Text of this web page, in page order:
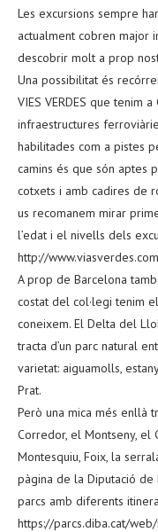
Les excursions sempre
actualment cobren major
descobrir molt a prop
Una possibilitat és
VIES VERDES que tenim
infraestructures
habilitades com a pistes
camins és que són aptes
cotxets i amb cadires de
us recomanem mirar
l’edat i el nivells dels
http://
A prop de Barcelona
costat del col·legi tenim
coneixem. El Delta del
tracta d’un parc natural
varietat: aiguamolls,
Prat.
Però una mica més enllà
Corredor, el Montseny, el
Montesquiu, Foix, la
pàgina de la Diputació
parcs amb diferents
https://parcs.diba.cat/